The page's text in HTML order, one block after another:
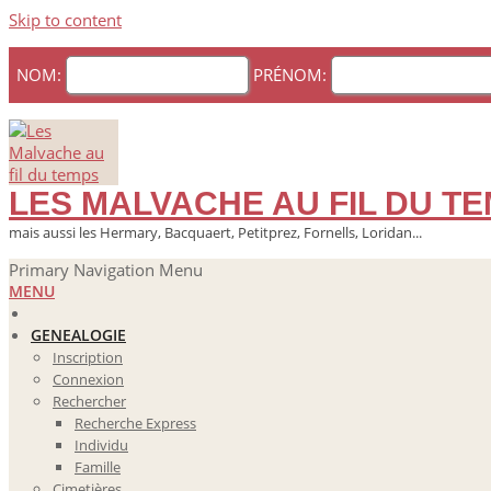
Skip to content
NOM: PRÉNOM:
LES MALVACHE AU FIL DU
mais aussi les Hermary, Bacquaert, Petitprez, Fornells, Loridan...
Primary Navigation Menu
MENU
GENEALOGIE
Inscription
Connexion
Rechercher
Recherche Express
Individu
Famille